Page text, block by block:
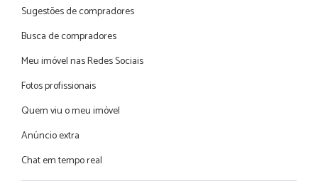
Sugestões de compradores
Busca de compradores
Meu imóvel nas Redes Sociais
Fotos profissionais
Quem viu o meu imóvel
Anúncio extra
Chat em tempo real